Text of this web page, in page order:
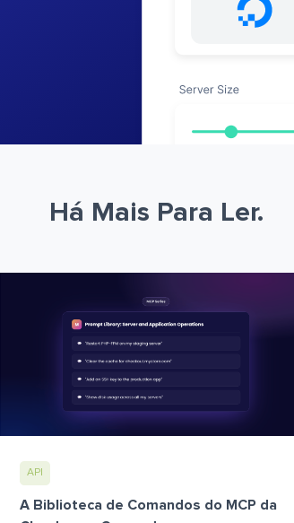
Há Mais Para Ler.
API
A Biblioteca de Comandos do MCP da